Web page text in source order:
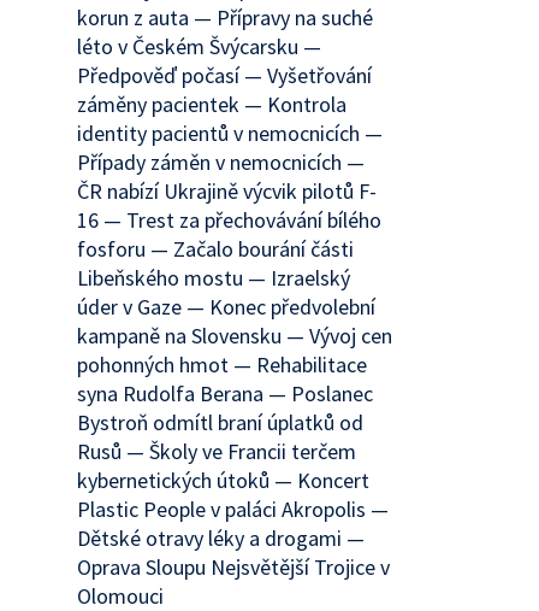
korun z auta — Přípravy na suché
léto v Českém Švýcarsku —
Předpověď počasí — Vyšetřování
záměny pacientek — Kontrola
identity pacientů v nemocnicích —
Případy záměn v nemocnicích —
ČR nabízí Ukrajině výcvik pilotů F-
16 — Trest za přechovávání bílého
fosforu — Začalo bourání části
Libeňského mostu — Izraelský
úder v Gaze — Konec předvolební
kampaně na Slovensku — Vývoj cen
pohonných hmot — Rehabilitace
syna Rudolfa Berana — Poslanec
Bystroň odmítl braní úplatků od
Rusů — Školy ve Francii terčem
kybernetických útoků — Koncert
Plastic People v paláci Akropolis —
Dětské otravy léky a drogami —
Oprava Sloupu Nejsvětější Trojice v
Olomouci